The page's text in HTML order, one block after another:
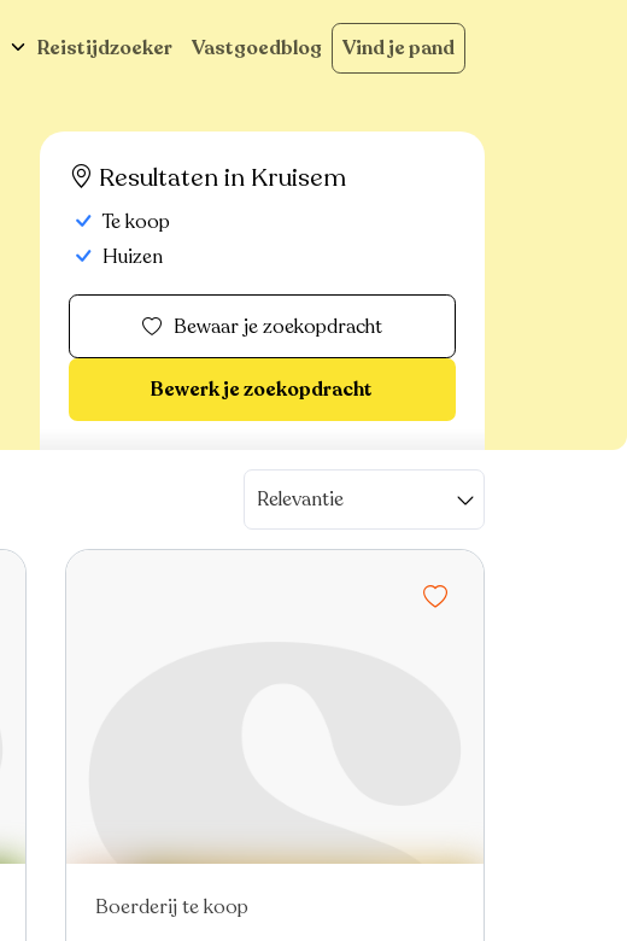
Reistijdzoeker Vastgoedblog Vind je pand
Resultaten in Kruisem
Te koop
Huizen
Bewaar je zoekopdracht
Bewerk je zoekopdracht
Relevantie
Boerderij te koop